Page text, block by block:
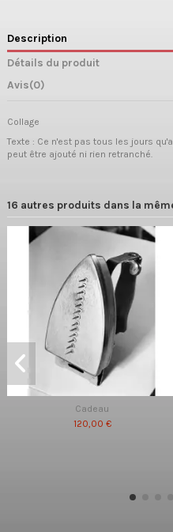
Description
Détails du produit
Avis(0)
Collage
Texte : Ce n'est pas tous les jours
peut être ajouté ni rien retranché.
16 autres produits dans la
Cadeau
120,00 €